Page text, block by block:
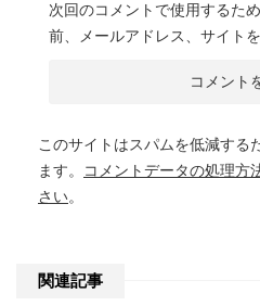
次回のコメントで使用するた
前、メールアドレス、サイトを
このサイトはスパムを低減する
ます。
コメントデータの処理方
さい。
関連記事